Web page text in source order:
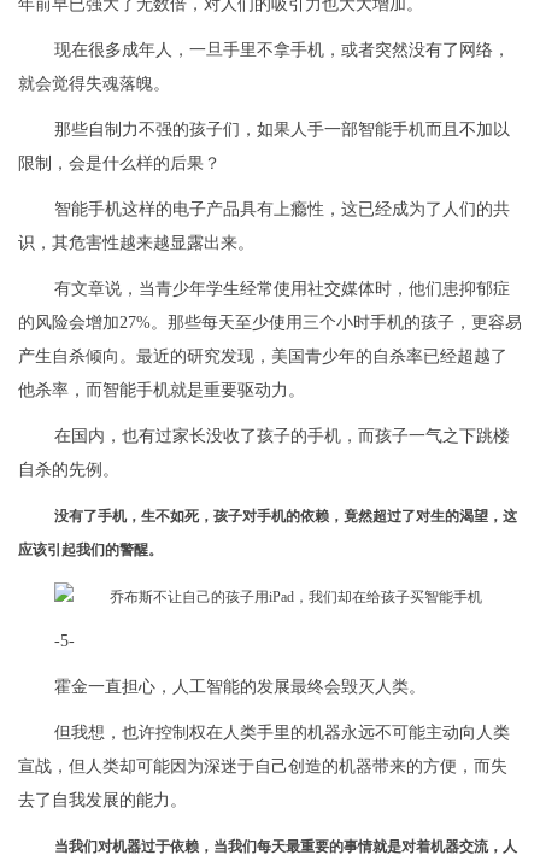
年前早已强大了无数倍，对人们的吸引力也大大增加。
现在很多成年人，一旦手里不拿手机，或者突然没有了网络，
就会觉得失魂落魄。
那些自制力不强的孩子们，如果人手一部智能手机而且不加以
限制，会是什么样的后果？
智能手机这样的电子产品具有上瘾性，这已经成为了人们的共
识，其危害性越来越显露出来。
有文章说，当青少年学生经常使用社交媒体时，他们患抑郁症
的风险会增加27%。那些每天至少使用三个小时手机的孩子，更容易
产生自杀倾向。最近的研究发现，美国青少年的自杀率已经超越了
他杀率，而智能手机就是重要驱动力。
在国内，也有过家长没收了孩子的手机，而孩子一气之下跳楼
自杀的先例。
没有了手机，生不如死，孩子对手机的依赖，竟然超过了对生的渴望，这
应该引起我们的警醒。
-5-
霍金一直担心，人工智能的发展最终会毁灭人类。
但我想，也许控制权在人类手里的机器永远不可能主动向人类
宣战，但人类却可能因为深迷于自己创造的机器带来的方便，而失
去了自我发展的能力。
当我们对机器过于依赖，当我们每天最重要的事情就是对着机器交流，人